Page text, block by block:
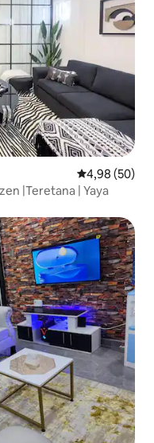
Prosječna
4,98 (50)
|Teretana | Yaya